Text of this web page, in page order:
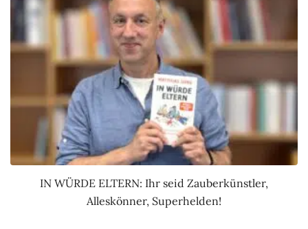
IN WÜRDE ELTERN: Ihr seid Zauberkünstler,
Alleskönner, Superhelden!